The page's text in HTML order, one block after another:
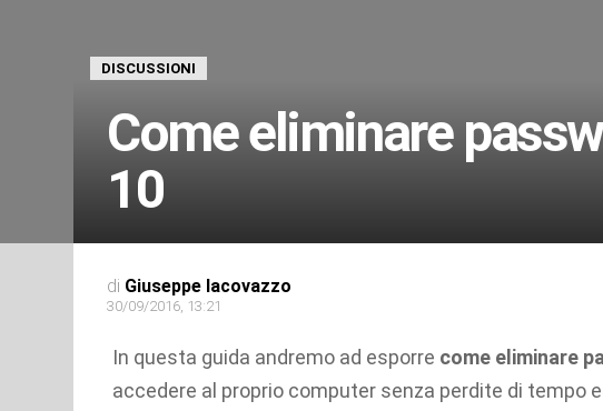
DISCUSSIONI
Come eliminare
10
di Giuseppe Iacovazzo
30/09/2016, 13:21
In questa guida andremo ad esporre come eliminare
accedere al proprio computer senza perdite di tempo